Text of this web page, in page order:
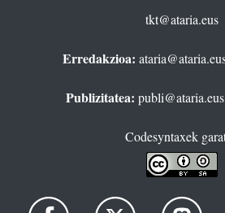
tkt@ataria.eus
Erredakzioa:
Publizitatea: publi@ataria.eus
Codesyntaxek